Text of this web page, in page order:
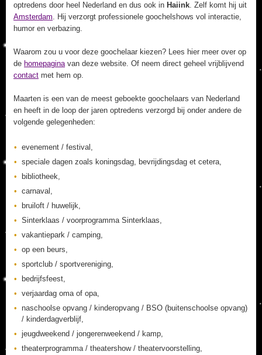
optredens door heel Nederland en dus ook in Haiink. Zelf komt hij uit
Amsterdam. Hij verzorgt professionele goochelshows vol interactie,
humor en verbazing.
Waarom zou u voor deze goochelaar kiezen? Lees hier meer over op
de homepaginavan deze website. Of neem direct geheel vrijblijvend
contact met hem op.
Maarten is een van de meest geboekte goochelaars van Nederland
en heeft in de loop der jaren optredens verzorgd bij onder andere de
volgende gelegenheden:
evenement / festival,
speciale dagen zoals koningsdag, bevrijdingsdag et cetera,
bibliotheek,
carnaval,
bruiloft / huwelijk,
Sinterklaas / voorprogramma Sinterklaas,
vakantiepark / camping,
op een beurs,
sportclub / sportvereniging,
bedrijfsfeest,
verjaardag oma of opa,
naschoolse opvang / kinderopvang / BSO (buitenschoolse opvang)
/ kinderdagverblijf,
jeugdweekend / jongerenweekend / kamp,
theaterprogramma / theatershow / theatervoorstelling,